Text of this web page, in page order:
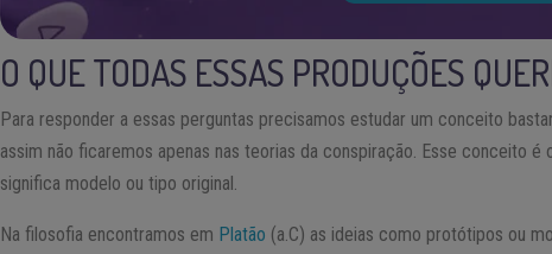
O QUE TODAS ESSAS PRODUÇÕES
Para responder a essas perguntas precisamos estudar um conceito
assim não ficaremos apenas nas teorias da conspiração. Esse conceito
significa modelo ou tipo original.
Na filosofia encontramos em Platão (a.C) as ideias como protótipos ou